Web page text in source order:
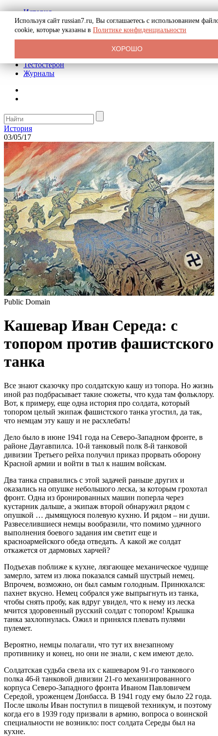
История
Биография
Криминал
Реклама на сайте
Тестостерон
Журналы
История
03/05/17
Public Domain
Кашевар Иван Середа: с
топором против фашистского
танка
Все знают сказочку про солдатскую кашу из топора. Но жизнь
иной раз подбрасывает такие сюжеты, что куда там фольклору.
Вот, к примеру, еще одна история про солдата, который
топором целый экипаж фашистского танка угостил, да так,
что немцам эту кашу и не расхлебать!
Дело было в июне 1941 года на Северо-Западном фронте, в
районе Даугавпилса. 10-й танковый полк 8-й танковой
дивизии Третьего рейха получил приказ прорвать оборону
Красной армии и войти в тыл к нашим войскам.
Два танка справились с этой задачей раньше других и
оказались на опушке небольшого леска, за которым грохотал
фронт. Одна из бронированных машин поперла через
кустарник дальше, а экипаж второй обнаружил рядом с
опушкой … дымящуюся полевую кухню. И рядом – ни души.
Развеселившиеся немцы вообразили, что помимо удачного
выполнения боевого задания им светит еще и
красноармейского обеда отведать. А какой же солдат
откажется от дармовых харчей?
Подъехав поближе к кухне, лязгающее механическое чудище
замерло, затем из люка показался самый шустрый немец.
Впрочем, возможно, он был самым голодным. Принюхался:
пахнет вкусно. Немец собрался уже выпрыгнуть из танка,
чтобы снять пробу, как вдруг увидел, что к нему из леска
мчится здоровенный русский солдат с топором! Крышка
танка захлопнулась. Ожил и принялся плевать пулями
пулемет.
Вероятно, немцы полагали, что тут их внезапному
противнику и конец, но они не знали, с кем имеют дело.
Солдатская судьба свела их с кашеваром 91-го танкового
полка 46-й танковой дивизии 21-го механизированного
корпуса Северо-Западного фронта Иваном Павловичем
Середой, уроженцем Донбасса. В 1941 году ему было 22 года.
После школы Иван поступил в пищевой техникум, и поэтому
когда его в 1939 году призвали в армию, вопроса о воинской
специальности не возникло: пост солдата Середы был на
кухне.
Используя сайт russian7.ru, Вы соглашаетесь с использованием
cookie, которые указаны в Политике конфиденциальности
ХОРОШО